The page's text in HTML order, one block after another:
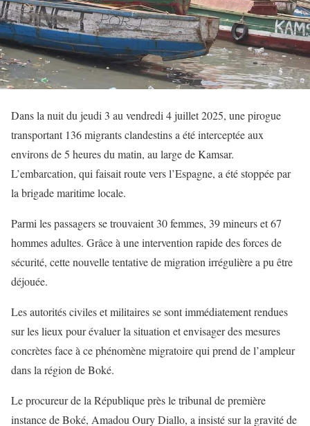
Dans la nuit du jeudi 3 au vendredi 4 juillet 2025, une pirogue
transportant 136 migrants clandestins a été interceptée aux
environs de 5 heures du matin, au large de Kamsar.
L’embarcation, qui faisait route vers l’Espagne, a été stoppée par
la brigade maritime locale.
Parmi les passagers se trouvaient 30 femmes, 39 mineurs et 67
hommes adultes. Grâce à une intervention rapide des forces de
sécurité, cette nouvelle tentative de migration irrégulière a pu être
déjouée.
Les autorités civiles et militaires se sont immédiatement rendues
sur les lieux pour évaluer la situation et envisager des mesures
concrètes face à ce phénomène migratoire qui prend de l’ampleur
dans la région de Boké.
Le procureur de la République près le tribunal de première
instance de Boké, Amadou Oury Diallo, a insisté sur la gravité de